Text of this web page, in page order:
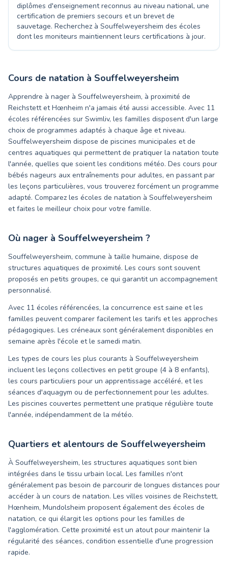
diplômes d'enseignement reconnus au niveau national, une
certification de premiers secours et un brevet de
sauvetage. Recherchez à Souffelweyersheim des écoles
dont les moniteurs maintiennent leurs certifications à jour.
Cours de natation à Souffelweyersheim
Apprendre à nager à Souffelweyersheim, à proximité de
Reichstett et Hœnheim n'a jamais été aussi accessible. Avec 11
écoles référencées sur Swimliv, les familles disposent d'un large
choix de programmes adaptés à chaque âge et niveau.
Souffelweyersheim dispose de piscines municipales et de
centres aquatiques qui permettent de pratiquer la natation toute
l'année, quelles que soient les conditions météo. Des cours pour
bébés nageurs aux entraînements pour adultes, en passant par
les leçons particulières, vous trouverez forcément un programme
adapté. Comparez les écoles de natation à Souffelweyersheim
et faites le meilleur choix pour votre famille.
Où nager à Souffelweyersheim ?
Souffelweyersheim, commune à taille humaine, dispose de
structures aquatiques de proximité. Les cours sont souvent
proposés en petits groupes, ce qui garantit un accompagnement
personnalisé.
Avec 11 écoles référencées, la concurrence est saine et les
familles peuvent comparer facilement les tarifs et les approches
pédagogiques. Les créneaux sont généralement disponibles en
semaine après l'école et le samedi matin.
Les types de cours les plus courants à Souffelweyersheim
incluent les leçons collectives en petit groupe (4 à 8 enfants),
les cours particuliers pour un apprentissage accéléré, et les
séances d'aquagym ou de perfectionnement pour les adultes.
Les piscines couvertes permettent une pratique régulière toute
l'année, indépendamment de la météo.
Quartiers et alentours de Souffelweyersheim
À Souffelweyersheim, les structures aquatiques sont bien
intégrées dans le tissu urbain local. Les familles n'ont
généralement pas besoin de parcourir de longues distances pour
accéder à un cours de natation. Les villes voisines de Reichstett,
Hœnheim, Mundolsheim proposent également des écoles de
natation, ce qui élargit les options pour les familles de
l'agglomération. Cette proximité est un atout pour maintenir la
régularité des séances, condition essentielle d'une progression
rapide.